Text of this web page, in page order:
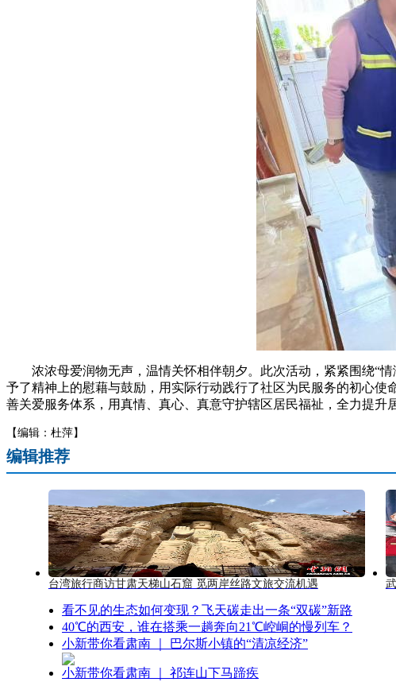
浓浓母爱润物无声，温情关怀相伴朝夕。此次活动，紧紧围绕“情
予了精神上的慰藉与鼓励，用实际行动践行了社区为民服务的初心
善关爱服务体系，用真情、真心、真意守护辖区居民福祉，全力提升
【编辑：杜萍】
编辑推荐
台湾旅行商访甘肃天梯山石窟 觅两岸丝路文旅交流机遇
看不见的生态如何变现？飞天碳走出一条“双碳”新路
40℃的西安，谁在搭乘一趟奔向21℃崆峒的慢列车？
小新带你看肃南 ｜ 巴尔斯小镇的“清凉经济”
小新带你看肃南 ｜ 祁连山下马蹄疾